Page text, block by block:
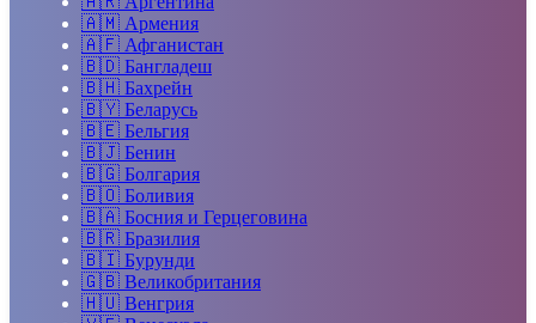
🇦🇲 Армения
🇦🇫 Афганистан
🇧🇩 Бангладеш
🇧🇭 Бахрейн
🇧🇾 Беларусь
🇧🇪 Бельгия
🇧🇯 Бенин
🇧🇬 Болгария
🇧🇴 Боливия
🇧🇦 Босния и Герцеговина
🇧🇷 Бразилия
🇧🇮 Бурунди
🇬🇧 Великобритания
🇭🇺 Венгрия